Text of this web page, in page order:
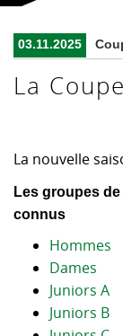
03.11.2025
La
La nouvelle
Les groupes
connus
Hommes
Dames
Juniors A
Juniors B